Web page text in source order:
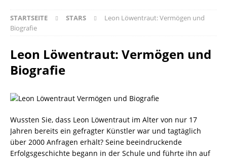
STARTSEITE STARS
Leon Löwentraut: Vermögen und
Biografie
Leon Löwentraut: Vermögen und
Biografie
Wussten Sie, dass Leon Löwentraut im Alter von nur 17
Jahren bereits ein gefragter Künstler war und tagtäglich
über 2000 Anfragen erhält? Seine beeindruckende
Erfolgsgeschichte begann in der Schule und führte ihn auf